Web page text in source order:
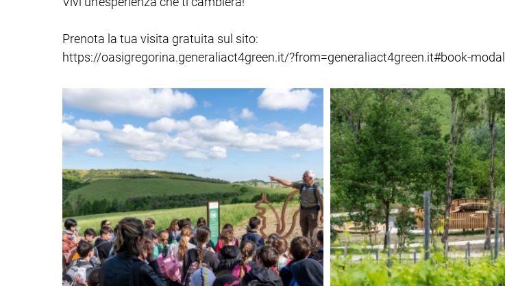
Prenota la tua visita gratuita sul sito:
https://oasigregorina.generaliact4green.it/?from=generaliact4green.it#book-modal